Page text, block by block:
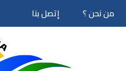
تخطى
من نحن ؟ إتصل بنا